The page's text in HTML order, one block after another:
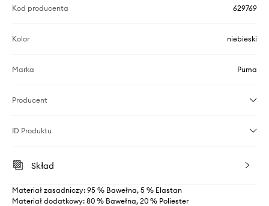
Kod producenta 629769
Kolor niebieski
Marka Puma
Producent
ID Produktu
Skład
Materiał zasadniczy: 95 % Bawełna, 5 % Elastan
Materiał dodatkowy: 80 % Bawełna, 20 % Poliester